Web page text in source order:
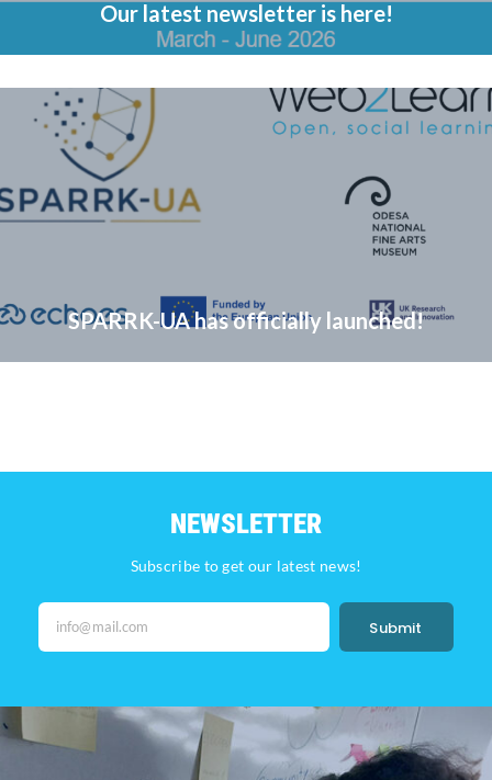
Our latest newsletter is here!
SPARRK-UA has officially launched!
NEWSLETTER
Subscribe to get our latest news!
Submit